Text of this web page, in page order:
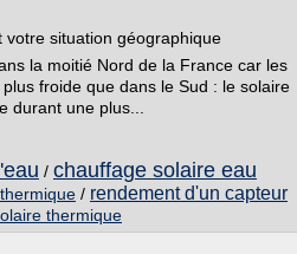
situation géographique
la moitié Nord de la France car les
froide que dans le Sud : le solaire
durant une plus...
/ chauffage solaire eau
/ rendement d'un capteur
thermique